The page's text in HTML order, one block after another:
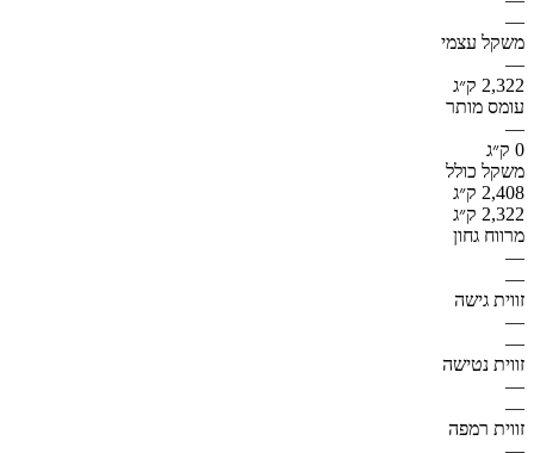
—
משקל עצמי
—
2,322 ק״ג
עומס מותר
—
0 ק״ג
משקל כולל
2,408 ק״ג
2,322 ק״ג
מרווח גחון
—
—
זווית גישה
—
—
זווית נטישה
—
—
זווית רמפה